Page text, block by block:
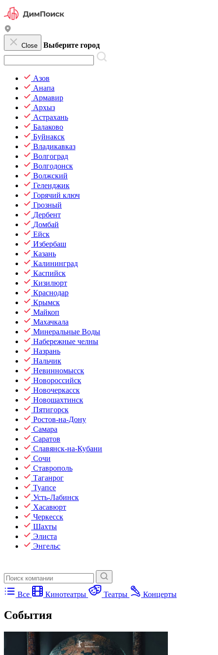
Close Выберите город
Азов
Анапа
Армавир
Архыз
Астрахань
Балаково
Буйнакск
Владикавказ
Волгоград
Волгодонск
Волжский
Геленджик
Горячий ключ
Грозный
Дербент
Домбай
Ейск
Избербаш
Казань
Калининград
Каспийск
Кизилюрт
Краснодар
Крымск
Майкоп
Махачкала
Минеральные Воды
Набережные челны
Назрань
Нальчик
Невинномысск
Новороссийск
Новочеркасск
Новошахтинск
Пятигорск
Ростов-на-Дону
Самара
Саратов
Славянск-на-Кубани
Сочи
Ставрополь
Таганрог
Туапсе
Усть-Лабинск
Хасавюрт
Черкесск
Шахты
Элиста
Энгельс
Все Кинотеатры Театры Концерты
События